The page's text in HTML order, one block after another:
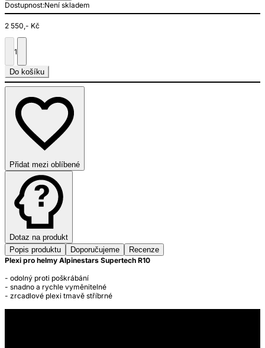
Dostupnost:Není skladem
2 550,- Kč
1
Do košíku
Přidat mezi oblíbené
Dotaz na produkt
Popis produktu
Doporučujeme
Recenze
Plexi pro helmy Alpinestars Supertech R10
- odolný proti poškrábání
- snadno a rychle vyměnitelné
- zrcadlové plexi tmavě stříbrné